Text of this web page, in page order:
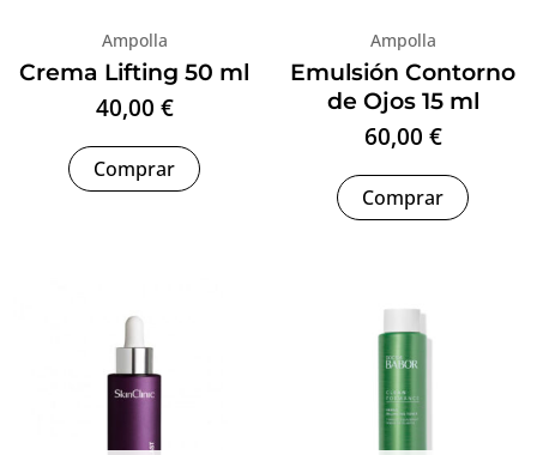
Ampolla
Crema Lifting 50 ml
40,00 €
Comprar
Ampolla
Emulsión Contorno
de Ojos 15 ml
60,00 €
Comprar